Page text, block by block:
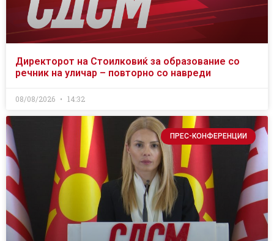
Директорот на Стоилковиќ за образование со
речник на уличар – повторно со навреди
08/08/2026 14:32
ПРЕС-КОНФЕРЕНЦИИ